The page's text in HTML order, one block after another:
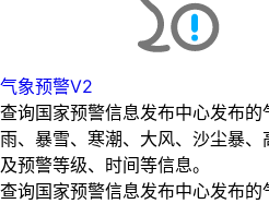
气象预警V2
查询国家预警信息发布中心发布
雨、暴雪、寒潮、大风、沙尘暴
及预警等级、时间等信息。
查询国家预警信息发布中心发布